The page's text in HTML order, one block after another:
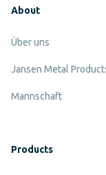
About
Über uns
Jansen Metal
Mannschaft
Products